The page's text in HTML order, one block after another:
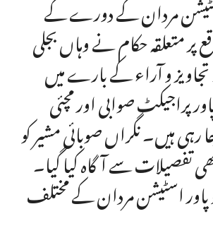
اسٹیشن مردان کے دورے کے
متعلقہ حکام نے وہاں بجلی
و آراء کے بارے میں
پراجیکٹ صوابی اور مچئی
2.6 میگا واٹ بجلی پیدا کی جا رہی ہیں۔ نگراں صوبائی مشیر کو
تفصیلات سے آگاہ کیا گیا۔
پاور اسٹیشن مردان کے مختلف